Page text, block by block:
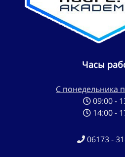
Часы
С понедельника
09:00 -
14:00 -
06173 -